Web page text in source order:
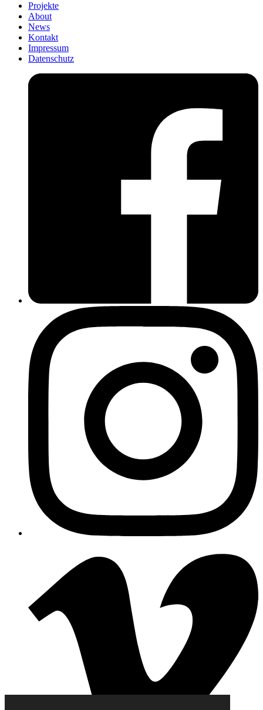
Projekte
About
News
Kontakt
Impressum
Datenschutz